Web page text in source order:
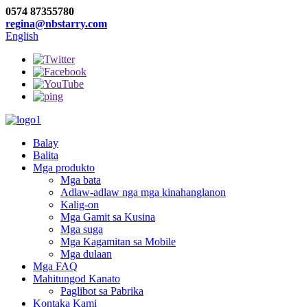
0574 87355780
regina@nbstarry.com
English
Balay
Balita
Mga produkto
Mga bata
Adlaw-adlaw nga mga kinahanglanon
Kalig-on
Mga Gamit sa Kusina
Mga suga
Mga Kagamitan sa Mobile
Mga dulaan
Mga FAQ
Mahitungod Kanato
Paglibot sa Pabrika
Kontaka Kami